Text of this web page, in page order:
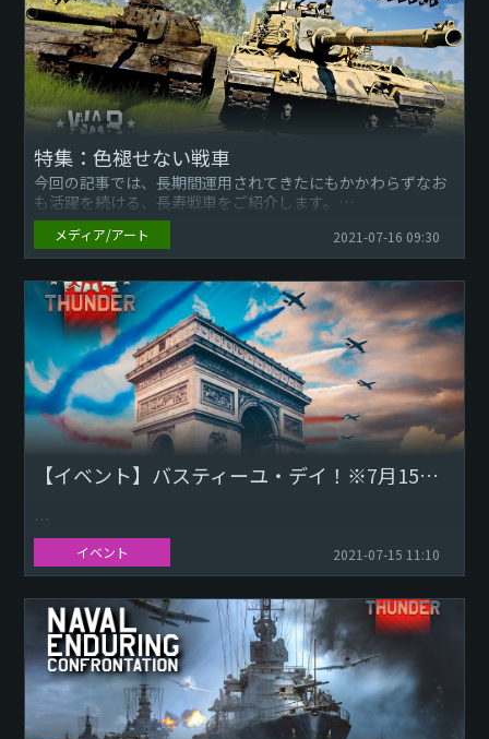
特集：色褪せない戦車
今回の記事では、長期間運用されてきたにもかかわらずなお
も活躍を続ける、長寿戦車をご紹介します。
※動画は英語音声となります。
The War Thunder Te...
メディア/アート 2021-07-16 09:30
【イベント】バスティーユ・デイ！※7月15日 11:10更新
Download Wallpaper: 1920x1080 2560x1440
3840x2160
フランスのプレイヤーたちと共にフランスの独立...
イベント 2021-07-15 11:10